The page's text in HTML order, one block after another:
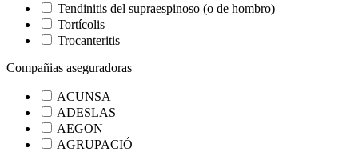
Tendinitis del supraespinoso (o de hombro)
Tortícolis
Trocanteritis
Compañias aseguradoras
ACUNSA
ADESLAS
AEGON
AGRUPACIÓ